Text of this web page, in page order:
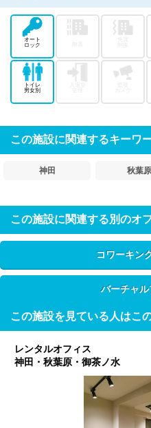
オート
ロック
トイレ
男女別
カメラ
この施設に関連するキーワ
神田 秋葉原
この施設に関連する別のオ
コワーキン
バーチャ
この施設を見ている人はこ
レンタルオフィス
神田・秋葉原・御茶ノ水